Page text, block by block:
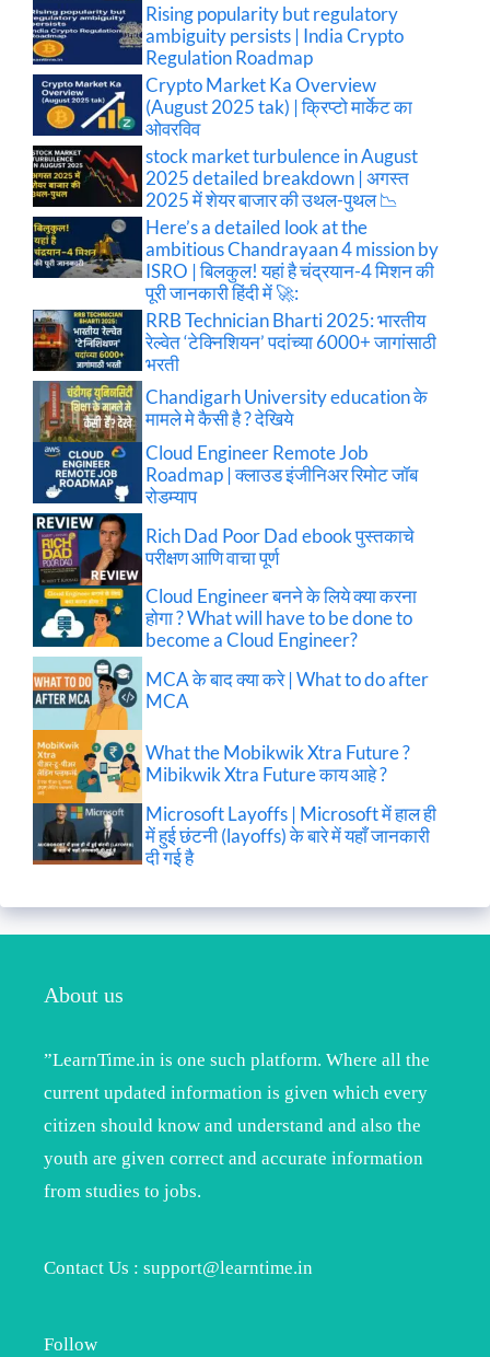
Rising popularity but regulatory
ambiguity persists | India Crypto
Regulation Roadmap
Crypto Market Ka Overview
(August 2025 tak) | क्रिप्टो मार्केट का
ओवरविव
stock market turbulence in August
2025 detailed breakdown | अगस्त
2025 में शेयर बाजार की उथल-पुथल 📉
Here’s a detailed look at the
ambitious Chandrayaan 4 mission by
ISRO | बिलकुल! यहां है चंद्रयान-4 मिशन की
पूरी जानकारी हिंदी में 🚀:
RRB Technician Bharti 2025: भारतीय
रेल्वेत ‘टेक्निशियन’ पदांच्या 6000+ जागांसाठी
भरती
Chandigarh University education के
मामले मे कैसी है ? देखिये
Cloud Engineer Remote Job
Roadmap | क्लाउड इंजीनिअर रिमोट जॉब
रोडम्याप
Rich Dad Poor Dad ebook पुस्तकाचे
परीक्षण आणि वाचा पूर्ण
Cloud Engineer बनने के लिये क्या करना
होगा ? What will have to be done to
become a Cloud Engineer?
MCA के बाद क्या करे | What to do after
MCA
What the Mobikwik Xtra Future ?
Mibikwik Xtra Future काय आहे ?
Microsoft Layoffs | Microsoft में हाल ही
में हुई छंटनी (layoffs) के बारे में यहाँ जानकारी
दी गई है
About us
”LearnTime.in is one such platform. Where all the
current updated information is given which every
citizen should know and understand and also the
youth are given correct and accurate information
from studies to jobs.
Contact Us : support@learntime.in
Follow